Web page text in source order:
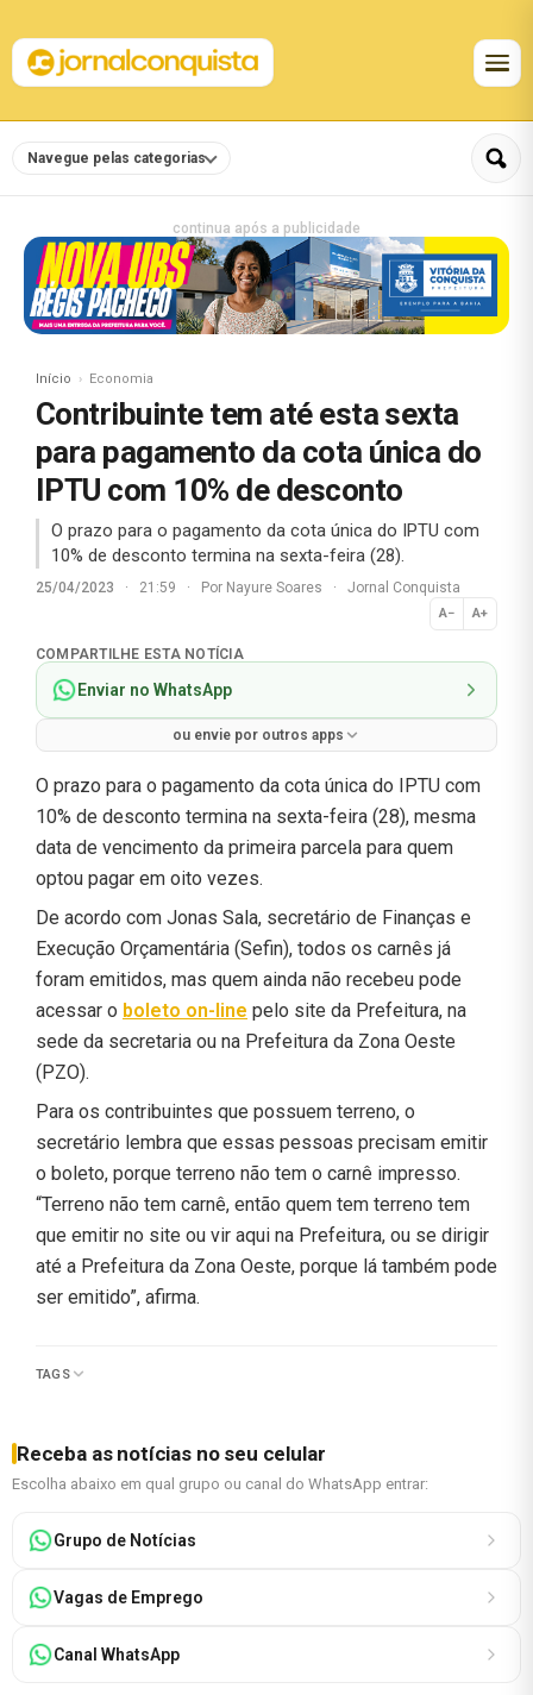
Navegue pelas categorias
continua após a publicidade
Início Economia
Contribuinte tem até esta sexta
para pagamento da cota única do
IPTU com 10% de desconto
O prazo para o pagamento da cota única do IPTU com
10% de desconto termina na sexta-feira (28).
25/04/2023 · 21:59 · Por Nayure Soares · Jornal Conquista
A− A+
Normal
COMPARTILHE ESTA NOTÍCIA
Enviar no WhatsApp
ou envie por outros apps
O prazo para o pagamento da cota única do IPTU com
10% de desconto termina na sexta-feira (28), mesma
data de vencimento da primeira parcela para quem
optou pagar em oito vezes.
De acordo com Jonas Sala, secretário de Finanças e
Execução Orçamentária (Sefin), todos os carnês já
foram emitidos, mas quem ainda não recebeu pode
acessar o boleto on-line pelo site da Prefeitura, na
sede da secretaria ou na Prefeitura da Zona Oeste
(PZO).
Para os contribuintes que possuem terreno, o
secretário lembra que essas pessoas precisam emitir
o boleto, porque terreno não tem o carnê impresso.
“Terreno não tem carnê, então quem tem terreno tem
que emitir no site ou vir aqui na Prefeitura, ou se dirigir
até a Prefeitura da Zona Oeste, porque lá também pode
ser emitido”, afirma.
TAGS
Receba as notícias no seu celular
Escolha abaixo em qual grupo ou canal do WhatsApp entrar:
Grupo de Notícias
Vagas de Emprego
Canal WhatsApp